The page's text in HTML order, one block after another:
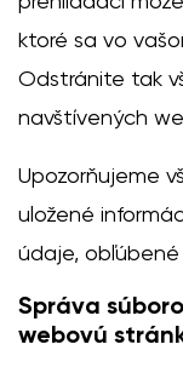
ktoré sa vo
Odstránite tak
navštívených
Upozorňujeme
uložené
údaje,
Správa
webovú